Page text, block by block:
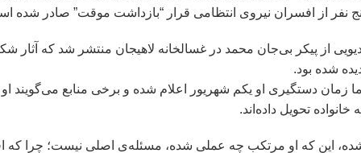
نفر از افسران نیروی انتظامی قرار “بازداشت موقت” صادر شده
از پیکر بی‌جان محمد در غسالخانه لاهیجان منتشر شد که آثار
شده بود.
برگزار شد، اما زمان دستگیری او یکم شهریور اعلام شده و برخی منابع
این که او مرتکب چه عملی شده، مسئله‌‌ی اصلی نیست؛ چرا که